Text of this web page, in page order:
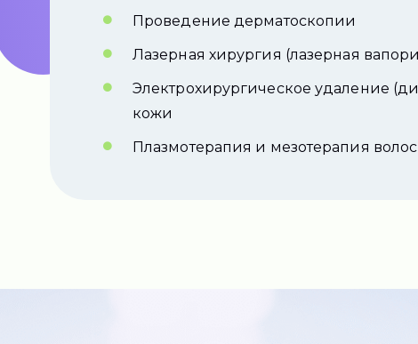
Проведение дерматоскопии
Лазерная хирургия (лазерная
Электрохирургическое удаление
кожи
Плазмотерапия и мезотерапия